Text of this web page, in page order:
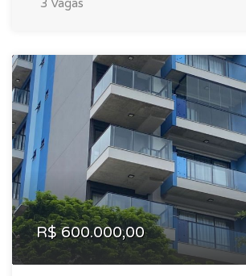
3 Vagas
R$ 600.000,00